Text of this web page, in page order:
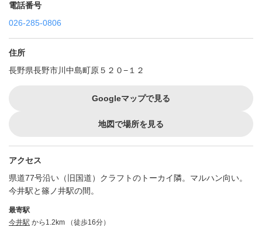
電話番号
026-285-0806
住所
長野県長野市川中島町原５２０−１２
Googleマップで見る
地図で場所を見る
アクセス
県道77号沿い（旧国道）クラフトのトーカイ隣。マルハン向い。
今井駅と篠ノ井駅の間。
最寄駅
今井駅 から1.2km （徒歩16分）